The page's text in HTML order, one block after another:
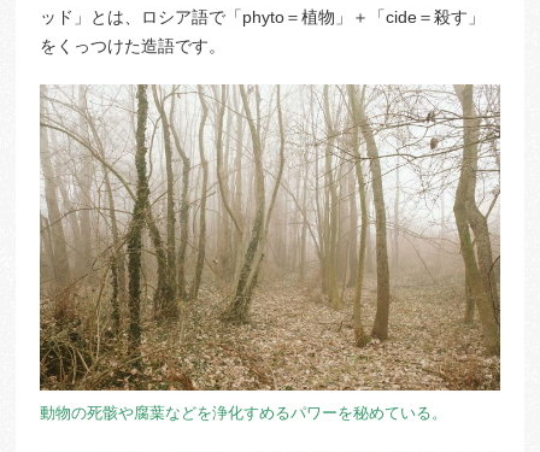
ッド」とは、ロシア語で「phyto＝植物」＋「cide＝殺す」
をくっつけた造語です。
動物の死骸や腐葉などを浄化すめるパワーを秘めている。